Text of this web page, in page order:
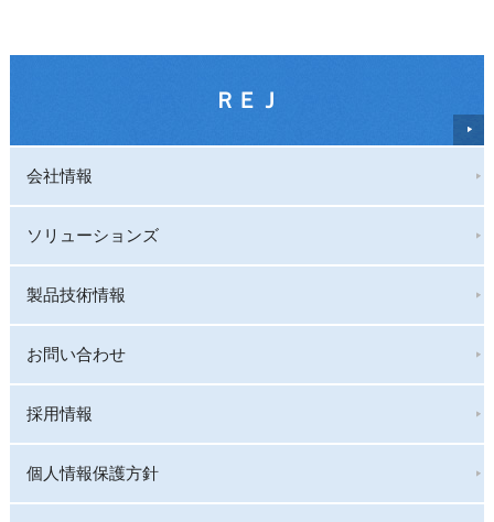
ＲＥＪ
会社情報
ソリューションズ
製品技術情報
お問い合わせ
採用情報
個人情報保護方針